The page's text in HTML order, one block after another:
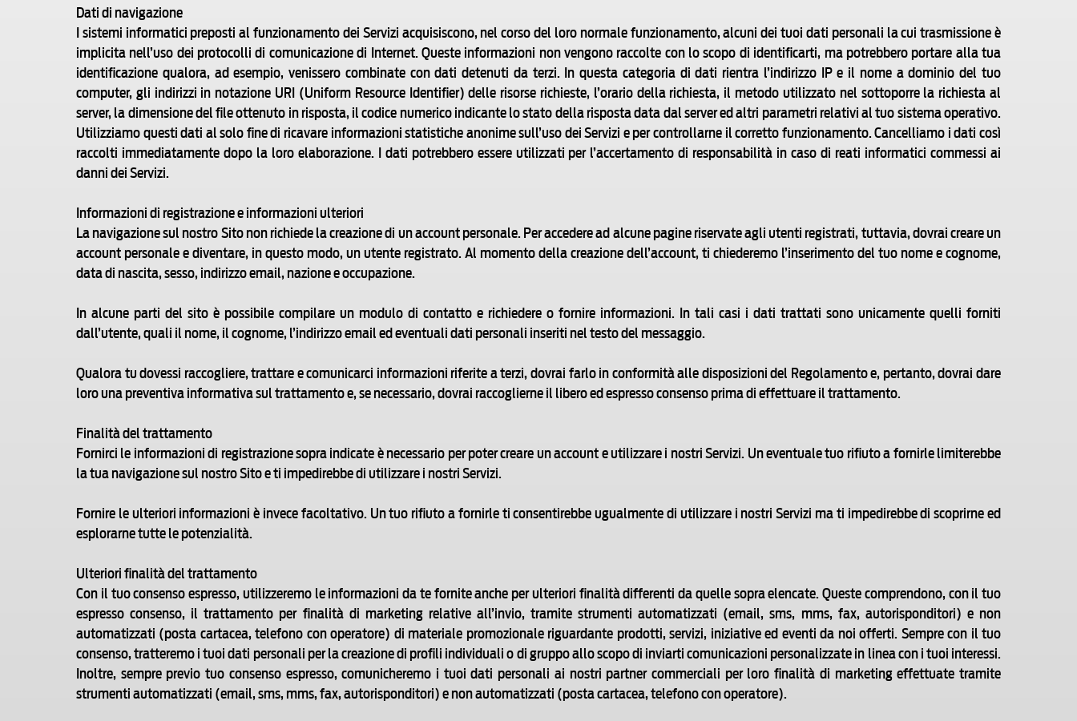
Dati di navigazione
I sistemi informatici preposti al funzionamento dei Servizi acquisiscono, nel corso del loro normale funzionamento, alcuni dei tuoi dati personali la cui trasmissione è
implicita nell’uso dei protocolli di comunicazione di Internet. Queste informazioni non vengono raccolte con lo scopo di identificarti, ma potrebbero portare alla tua
identificazione qualora, ad esempio, venissero combinate con dati detenuti da terzi. In questa categoria di dati rientra l’indirizzo IP e il nome a dominio del tuo
computer, gli indirizzi in notazione URI (Uniform Resource Identifier) delle risorse richieste, l’orario della richiesta, il metodo utilizzato nel sottoporre la richiesta al
server, la dimensione del file ottenuto in risposta, il codice numerico indicante lo stato della risposta data dal server ed altri parametri relativi al tuo sistema operativo.
Utilizziamo questi dati al solo fine di ricavare informazioni statistiche anonime sull’uso dei Servizi e per controllarne il corretto funzionamento. Cancelliamo i dati così
raccolti immediatamente dopo la loro elaborazione. I dati potrebbero essere utilizzati per l’accertamento di responsabilità in caso di reati informatici commessi ai
danni dei Servizi.
Informazioni di registrazione e informazioni ulteriori
La navigazione sul nostro Sito non richiede la creazione di un account personale. Per accedere ad alcune pagine riservate agli utenti registrati, tuttavia, dovrai creare un
account personale e diventare, in questo modo, un utente registrato. Al momento della creazione dell’account, ti chiederemo l’inserimento del tuo nome e cognome,
data di nascita, sesso, indirizzo email, nazione e occupazione.
In alcune parti del sito è possibile compilare un modulo di contatto e richiedere o fornire informazioni. In tali casi i dati trattati sono unicamente quelli forniti
dall’utente, quali il nome, il cognome, l’indirizzo email ed eventuali dati personali inseriti nel testo del messaggio.
Qualora tu dovessi raccogliere, trattare e comunicarci informazioni riferite a terzi, dovrai farlo in conformità alle disposizioni del Regolamento e, pertanto, dovrai dare
loro una preventiva informativa sul trattamento e, se necessario, dovrai raccoglierne il libero ed espresso consenso prima di effettuare il trattamento.
Finalità del trattamento
Fornirci le informazioni di registrazione sopra indicate è necessario per poter creare un account e utilizzare i nostri Servizi. Un eventuale tuo rifiuto a fornirle limiterebbe
la tua navigazione sul nostro Sito e ti impedirebbe di utilizzare i nostri Servizi.
Fornire le ulteriori informazioni è invece facoltativo. Un tuo rifiuto a fornirle ti consentirebbe ugualmente di utilizzare i nostri Servizi ma ti impedirebbe di scoprirne ed
esplorarne tutte le potenzialità.
Ulteriori finalità del trattamento
Con il tuo consenso espresso, utilizzeremo le informazioni da te fornite anche per ulteriori finalità differenti da quelle sopra elencate. Queste comprendono, con il tuo
espresso consenso, il trattamento per finalità di marketing relative all’invio, tramite strumenti automatizzati (email, sms, mms, fax, autorisponditori) e non
automatizzati (posta cartacea, telefono con operatore) di materiale promozionale riguardante prodotti, servizi, iniziative ed eventi da noi offerti. Sempre con il tuo
consenso, tratteremo i tuoi dati personali per la creazione di profili individuali o di gruppo allo scopo di inviarti comunicazioni personalizzate in linea con i tuoi interessi.
Inoltre, sempre previo tuo consenso espresso, comunicheremo i tuoi dati personali ai nostri partner commerciali per loro finalità di marketing effettuate tramite
strumenti automatizzati (email, sms, mms, fax, autorisponditori) e non automatizzati (posta cartacea, telefono con operatore).